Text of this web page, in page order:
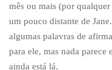
mês ou mais (por
um pouco distante de
algumas palavras de
para ele, mas nada parece
ainda está lá.